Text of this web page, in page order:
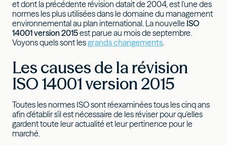
et dont la précédente révision datait de 2004, est l'une des
normes les plus utilisées dans le domaine du management
environnemental au plan international. La nouvelle ISO
14001 version 2015est parue au mois de septembre.
Voyons quels sont lesgrands changements
Les causes de la révision
ISO 14001 version 2015
Toutes les normes ISO sont réexaminées tous les cinq ans
afin d'établir s'il est nécessaire de les réviser pour qu'elles
gardent toute leur actualité et leur pertinence pour le
marché.